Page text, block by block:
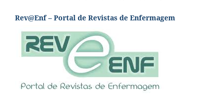
Rev@Enf – Portal de Revistas de Enfermagem